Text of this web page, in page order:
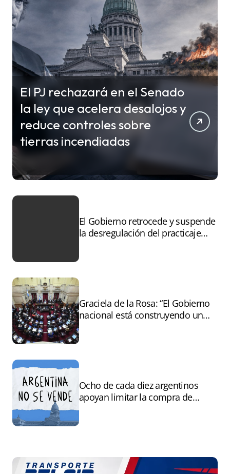
El PJ rechazará en el Senado
la ley que acelera desalojos y
reduce controles sobre
tierras incendiadas
El Gobierno retrocede y suspende
la desregulación del practicaje
Graciela de la Rosa: “El Gobierno
nacional está construyendo un
Ocho de cada diez argentinos
apoyan limitar la compra de